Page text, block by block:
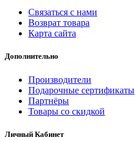
Связаться с нами
Возврат товара
Карта сайта
Дополнительно
Производители
Подарочные сертификаты
Партнёры
Товары со скидкой
Личный Кабинет